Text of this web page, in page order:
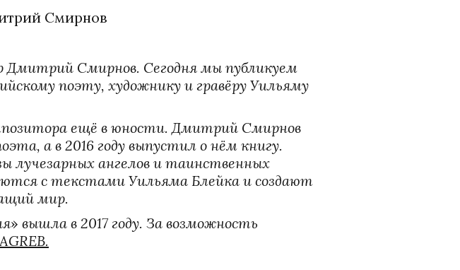
Смирнов
Дмитрий Смирнов. Сегодня мы публикуем
поэту, художнику и гравёру Уильяму
ещё в юности. Дмитрий Смирнов
а в 2016 году выпустил о нём книгу.
лучезарных ангелов и таинственных
с текстами Уильяма Блейка и создают
мир.
» вышла в 2017 году. За возможность
.